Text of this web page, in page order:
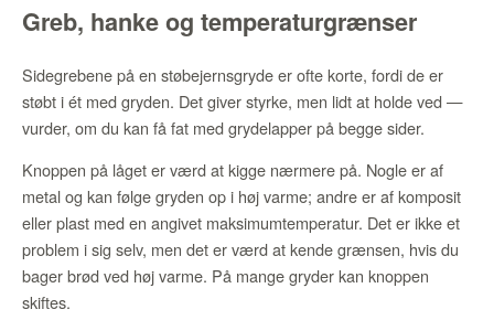
Greb, hanke og temperaturgrænser
Sidegrebene på en støbejernsgryde er ofte korte, fordi de er
støbt i ét med gryden. Det giver styrke, men lidt at holde ved —
vurder, om du kan få fat med grydelapper på begge sider.
Knoppen på låget er værd at kigge nærmere på. Nogle er af
metal og kan følge gryden op i høj varme; andre er af komposit
eller plast med en angivet maksimumtemperatur. Det er ikke et
problem i sig selv, men det er værd at kende grænsen, hvis du
bager brød ved høj varme. På mange gryder kan knoppen
skiftes.